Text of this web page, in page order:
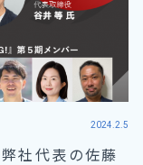
2024.2.5
社代表の佐藤